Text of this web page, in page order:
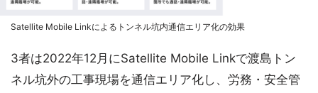
Satellite Mobile Linkによるトンネル坑内通信エリア化の効果
3者は2022年12月にSatellite Mobile Linkで渡島トン
ネル坑外の工事現場を通信エリア化し、労務・安全管